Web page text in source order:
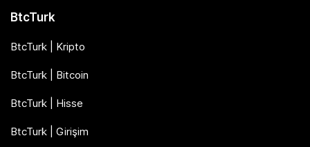
BtcTurk
BtcTurk | Kripto
BtcTurk | Bitcoin
BtcTurk | Hisse
BtcTurk | Girişim